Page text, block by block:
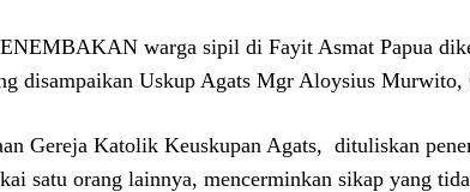
warga sipil di Fayit Asmat Papua
disampaikan Uskup Agats Mgr Aloysius Murwito,
Gereja Katolik Keuskupan Agats, dituliskan
satu orang lainnya, mencerminkan sikap yang